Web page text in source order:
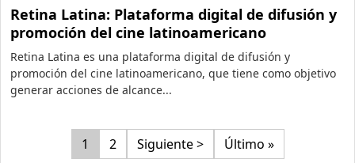
Retina Latina: Plataforma digital de difusión y
promoción del cine latinoamericano
Retina Latina es una plataforma digital de difusión y
promoción del cine latinoamericano, que tiene como objetivo
generar acciones de alcance...
Paginación
Página
1 Página
2 Siguiente página
Siguiente > Última página
Último »